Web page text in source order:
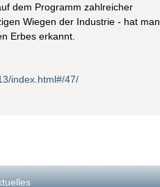
dem Programm zahlreicher
Wiegen der Industrie - hat man
Erbes erkannt.
index.html#/47/